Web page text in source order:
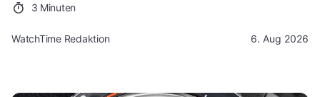
3 Minuten
WatchTime Redaktion 6. Aug 2026